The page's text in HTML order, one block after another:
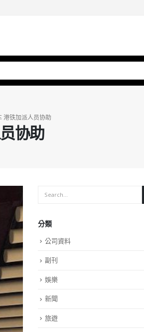
港铁加派人员协助
协助
分類
公司資料
副刊
娛樂
新聞
旅遊